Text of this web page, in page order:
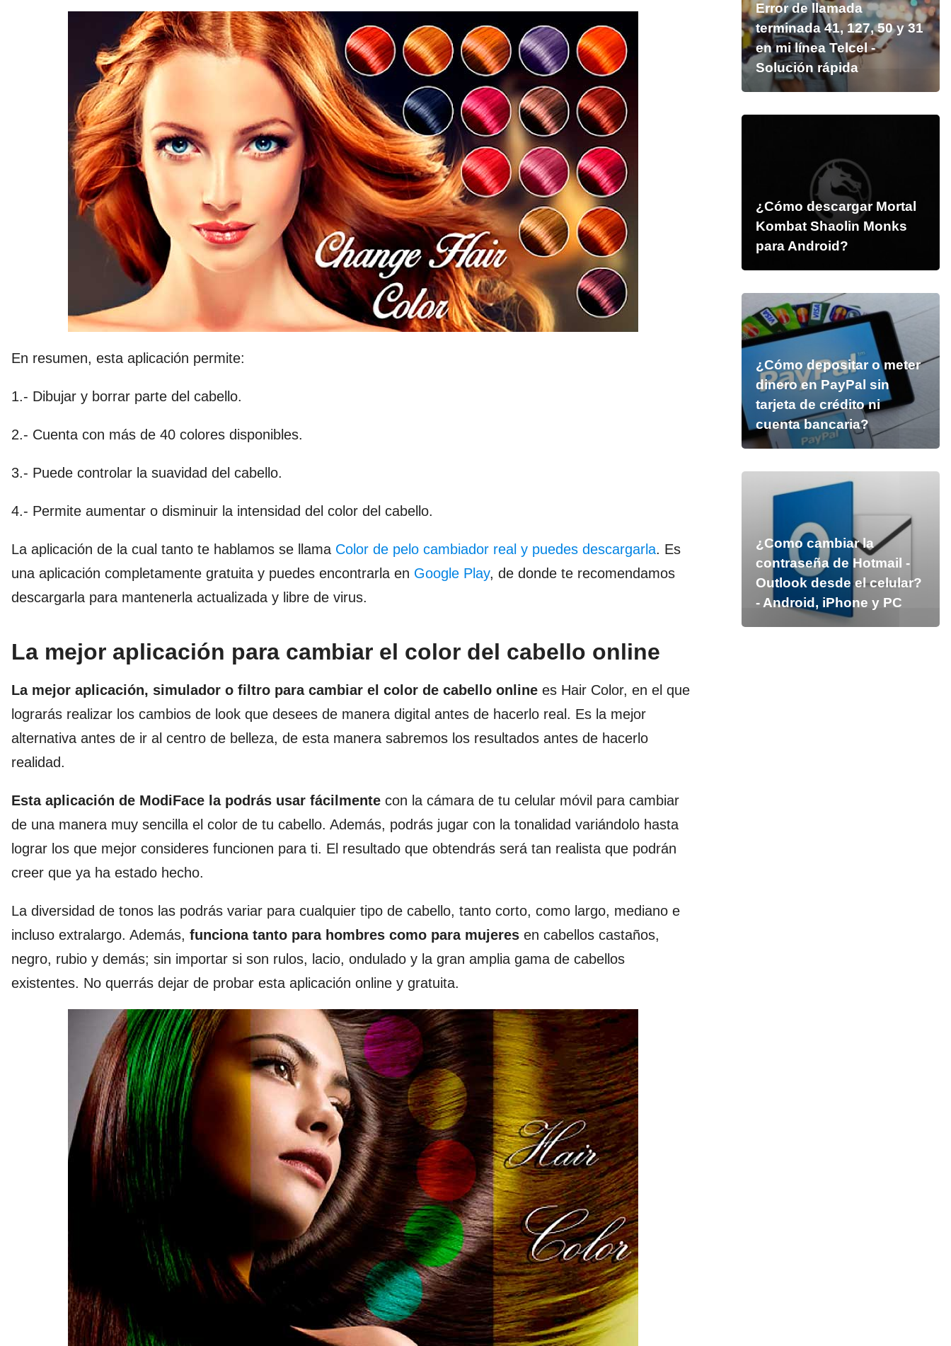
En resumen, esta aplicación permite:
1.- Dibujar y borrar parte del cabello.
2.- Cuenta con más de 40 colores disponibles.
3.- Puede controlar la suavidad del cabello.
4.- Permite aumentar o disminuir la intensidad del color del cabello.
La aplicación de la cual tanto te hablamos se llama Color de pelo cambiador real y puedes descargarla. Es
una aplicación completamente gratuita y puedes encontrarla en Google Play, de donde te recomendamos
descargarla para mantenerla actualizada y libre de virus.
La mejor aplicación para cambiar el color del cabello online
La mejor aplicación, simulador o filtro para cambiar el color de cabello online es Hair Color, en el que
lograrás realizar los cambios de look que desees de manera digital antes de hacerlo real. Es la mejor
alternativa antes de ir al centro de belleza, de esta manera sabremos los resultados antes de hacerlo
realidad.
Esta aplicación de ModiFace la podrás usar fácilmente con la cámara de tu celular móvil para cambiar
de una manera muy sencilla el color de tu cabello. Además, podrás jugar con la tonalidad variándolo hasta
lograr los que mejor consideres funcionen para ti. El resultado que obtendrás será tan realista que podrán
creer que ya ha estado hecho.
La diversidad de tonos las podrás variar para cualquier tipo de cabello, tanto corto, como largo, mediano e
incluso extralargo. Además, funciona tanto para hombres como para mujeres en cabellos castaños,
negro, rubio y demás; sin importar si son rulos, lacio, ondulado y la gran amplia gama de cabellos
existentes. No querrás dejar de probar esta aplicación online y gratuita.
Error de llamada
terminada 41, 127, 50 y 31
en mi línea Telcel -
Solución rápida
¿Cómo descargar Mortal
Kombat Shaolin Monks
para Android?
¿Cómo depositar o meter
dinero en PayPal sin
tarjeta de crédito ni
cuenta bancaria?
¿Como cambiar la
contraseña de Hotmail -
Outlook desde el celular?
- Android, iPhone y PC